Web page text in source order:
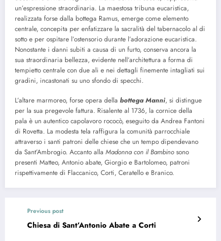
un’espressione straordinaria. La maestosa tribuna eucaristica,
realizzata forse dalla bottega Ramus, emerge come elemento
centrale, concepita per enfatizzare la sacralità del tabernacolo al di
sotto e per ospitare l’ostensorio durante l’adorazione eucaristica.
Nonostante i danni subiti a causa di un furto, conserva ancora la
sua straordinaria bellezza, evidente nell’architettura a forma di
tempietto centrale con due ali e nei dettagli finemente intagliati sui
gradini, incastonati su uno sfondo di specchi.
L’altare marmoreo, forse opera della bottega Manni, si distingue
per la sua pregevole fattura. Risalente al 1736, la cornice della
pala è un autentico capolavoro rococò, eseguito da Andrea Fantoni
di Rovetta. La modesta tela raffigura la comunità parrocchiale
attraverso i santi patroni delle chiese che un tempo dipendevano
da Sant’Ambrogio. Accanto alla Madonna con il Bambino sono
presenti Matteo, Antonio abate, Giorgio e Bartolomeo, patroni
rispettivamente di Flaccanico, Corti, Ceratello e Branico.
Previous post
Chiesa di Sant’Antonio Abate a Corti